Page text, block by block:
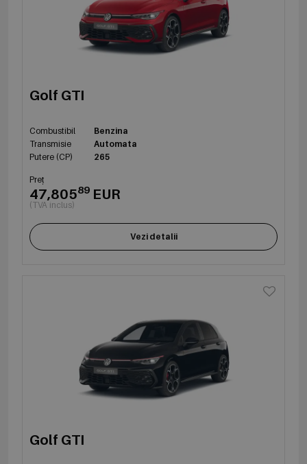
Golf GTI
Combustibil
Benzina
Transmisie
Automata
Putere (CP)
265
Preț
47,80589 EUR
(TVA inclus)
Vezi detalii
Golf GTI